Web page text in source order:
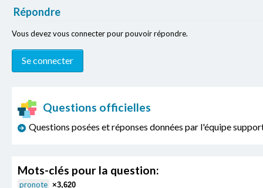
Répondre
Vous devez vous connecter pour pouvoir répondre.
Questions officielles
Questions posées et réponses données par l'équipe
Mots-clés pour la question:
pronote ×3,620